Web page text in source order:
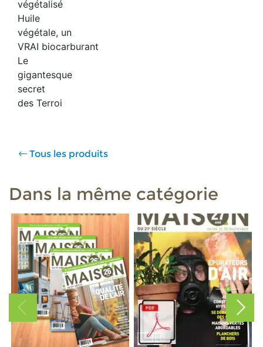
végétalisé
Huile
végétale, un
VRAI biocarburant
Le
gigantesque
secret
des Terroi
Tous les produits
Dans la même catégorie